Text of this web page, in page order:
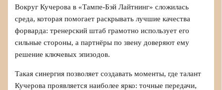
Вокруг Кучерова в «Тампе-Бэй Лайтнинг» сложилась
среда, которая помогает раскрывать лучшие качества
форварда: тренерский штаб грамотно использует его
сильные стороны, а партнёры по звену доверяют ему
решение ключевых эпизодов.
Такая синергия позволяет создавать моменты, где талант
Кучерова проявляется наиболее ярко: точные передачи,